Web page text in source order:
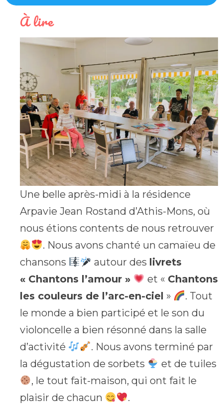
À lire
Une belle après-midi à la résidence
Arpavie Jean Rostand d’Athis-Mons, où
nous étions contents de nous retrouver
. Nous avons chanté un camaïeu de
chansons
autour des livrets
« Chantons l’amour »
et « Chantons
les couleurs de l’arc-en-ciel »
. Tout
le monde a bien participé et le son du
violoncelle a bien résonné dans la salle
d’activité
. Nous avons terminé par
la dégustation de sorbets
et de tuiles
, le tout fait-maison, qui ont fait le
plaisir de chacun
.